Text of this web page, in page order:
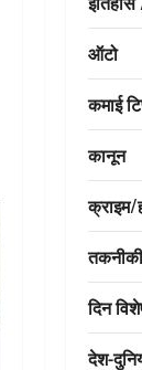
ऑटो
कमाई
कानून
क्राइम/
तकनीकी
दिन
देश-